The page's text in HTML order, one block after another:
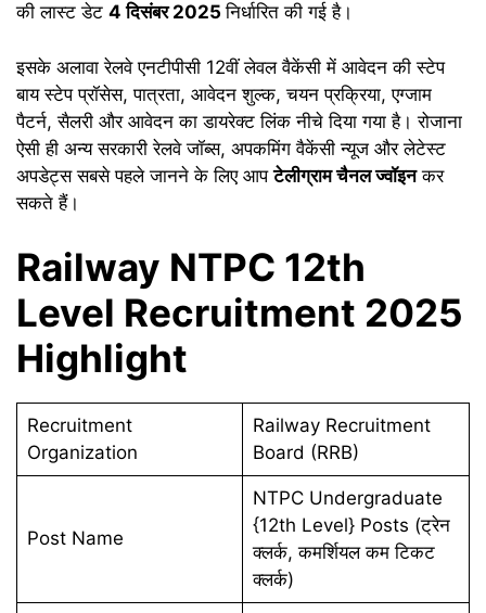
की लास्ट डेट 4 दिसंबर 2025निर्धारित की गई है।
इसके अलावा रेलवे एनटीपीसी 12वीं लेवल वैकेंसी में आवेदन की स्टेप
बाय स्टेप प्रॉसेस, पात्रता, आवेदन शुल्क, चयन प्रक्रिया, एग्जाम
पैटर्न, सैलरी और आवेदन का डायरेक्ट लिंक नीचे दिया गया है। रोजाना
ऐसी ही अन्य सरकारी रेलवे जॉब्स, अपकमिंग वैकेंसी न्यूज और लेटेस्ट
अपडेट्स सबसे पहले जानने के लिए आपटेलीग्राम चैनल ज्वॉइनकर
सकते हैं।
Railway NTPC 12th
Level Recruitment 2025
Highlight
Recruitment
Organization
Railway Recruitment
Board (RRB)
Post Name
NTPC Undergraduate
{12th Level} Posts (ट्रेन
क्लर्क, कमर्शियल कम टिकट
क्लर्क)